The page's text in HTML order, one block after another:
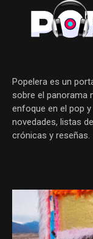
Popelera es un
sobre el panorama
enfoque en el pop
novedades, listas
crónicas y reseñas.